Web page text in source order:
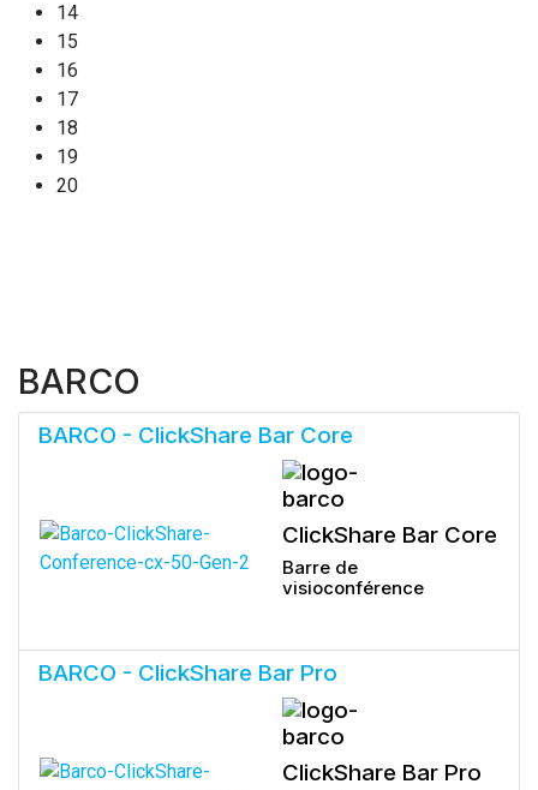
14
15
16
17
18
19
20
BARCO
BARCO - ClickShare Bar Core
ClickShare Bar Core
Barre de
visioconférence
BARCO - ClickShare Bar Pro
ClickShare Bar Pro